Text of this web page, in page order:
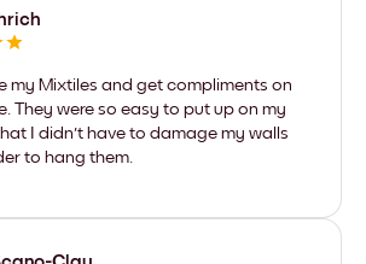
my Mixtiles and get compliments on
They were so easy to put up on my
I didn't have to damage my walls
to hang them.